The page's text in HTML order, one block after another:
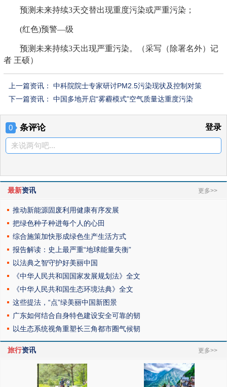
预测未来持续3天交替出现重度污染或严重污染；
(红色)预警—级
预测未来持续3天出现严重污染。（采写（除署名外）记
者 王硕）
上一篇资讯： 中科院院士专家研讨PM2.5污染现状及控制对策
下一篇资讯： 中国多地开启“雾霾模式”空气质量达重度污染
0 条评论 登录
来说两句吧...
最新资讯 更多>>
推动新能源固废利用健康有序发展
把绿色种子种进每个人的心田
综合施策加快形成绿色生产生活方式
报告解读：史上最严重“地球能量失衡”
以法典之智守护好美丽中国
《中华人民共和国国家发展规划法》全文
《中华人民共和国生态环境法典》全文
这些提法，“点”绿美丽中国新图景
广东如何结合自身特色建设安全可靠的韧
以生态系统视角重塑长三角都市圈气候韧
旅行资讯 更多>>